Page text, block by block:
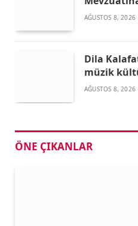
AĞUSTOS 8, 2026
Dila
müzik
AĞUSTOS 8, 2026
ÖNE ÇIKANLAR